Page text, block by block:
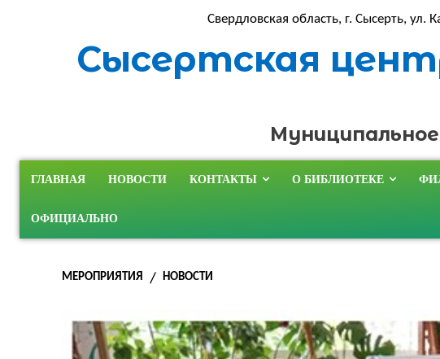
Свердловская область, г. Сысерть, ул.
Сысертская
ГЛАВНАЯ НОВОСТИ КОНТАКТЫ О БИБЛИОТЕКЕ
ОФИЦИАЛЬНО
МЕРОПРИЯТИЯ НОВОСТИ